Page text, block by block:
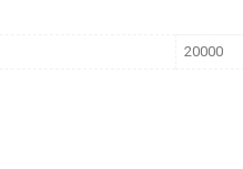
20000